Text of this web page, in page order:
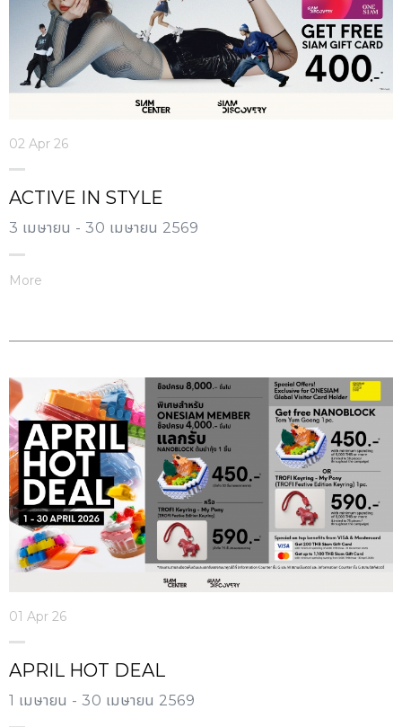
02 Apr 26
ACTIVE IN STYLE
3 เมษายน - 30 เมษายน 2569
More
01 Apr 26
APRIL HOT DEAL
1 เมษายน - 30 เมษายน 2569